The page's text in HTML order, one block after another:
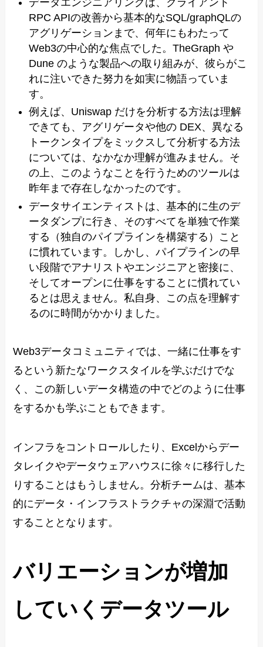
RPC APIの改善から基本的なSQL/graphQLの
アグリゲーションまで、何年にもわたって
Web3の中心的な焦点でした。TheGraph や
Dune のような製品への取り組みが、彼らがこ
れに注いできた努力を如実に物語っていま
す。
例えば、Uniswap だけを分析する方法は理解
できても、アグリゲータや他の DEX、異なる
トークンタイプをミックスして分析する方法
については、なかなか理解が進みません。そ
の上、このようなことを行うためのツールは
昨年まで存在しなかったのです。
データサイエンティストは、基本的に生のデ
ータダンプに行き、そのすべてを単独で作業
する（独自のパイプラインを構築する）こと
に慣れています。しかし、パイプラインの早
い段階でアナリストやエンジニアと密接に、
そしてオープンに仕事をすることに慣れてい
るとは思えません。私自身、この点を理解す
るのに時間がかかりました。
Web3データコミュニティでは、一緒に仕事をす
るという新たなワークスタイルを学ぶだけでな
く、この新しいデータ構造の中でどのように仕事
をするかも学ぶこともできます。
インフラをコントロールしたり、Excelからデー
タレイクやデータウェアハウスに徐々に移行した
りすることはもうしません。分析チームは、基本
的にデータ・インフラストラクチャの深淵で活動
することとなります。
バリエーションが増加
していくデータツール